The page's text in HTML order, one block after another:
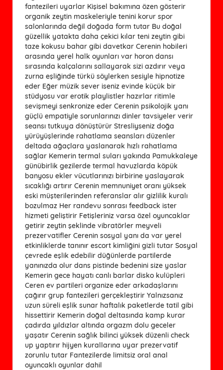
fantezileri uyarlar Kişisel bakımına özen gösterir
organik zeytin maskeleriyle tenini korur spor
salonlarında değil doğada form tutar Bu doğal
güzellik yatakta daha çekici kılar teni zeytin gibi
taze kokusu bahar gibi davetkar Cerenin hobileri
arasında yerel halk oyunları var horon dansı
sırasında kalçalarını sallayarak sizi azdırır veya
zurna eşliğinde türkü söylerken sesiyle hipnotize
eder Eğer müzik sever iseniz evinde küçük bir
stüdyosu var erotik playlistler hazırlar ritimle
sevişmeyi senkronize eder Cerenin psikolojik yanı
güçlü empatiyle sorunlarınızı dinler tavsiyeler verir
seansı tutkuya dönüştürür Stresliyseniz doğa
yürüyüşlerinde rahatlama seansları düzenler
deltada ağaçlara yaslanarak hızlı rahatlama
sağlar Kemerin termal suları yakında Pamukkaleye
günübirlik gezilerde termal havuzlarda köpük
banyosu ekler vücutlarınızı birbirine yaslayarak
sıcaklığı artırır Cerenin memnuniyet oranı yüksek
eski müşterilerinden referanslar alır gizlilik kuralı
bozulmaz Her randevu sonrası feedback ister
hizmeti geliştirir Fetişleriniz varsa özel oyuncaklar
getirir zeytin şeklinde vibratörler meyveli
prezervatifler Cerenin sosyal yanı da var yerel
etkinliklerde tanınır escort kimliğini gizli tutar Sosyal
çevrede eşlik edebilir düğünlerde partilerde
yanınızda olur dans pistinde bedenini size yaslar
Kemerin gece hayatı canlı barlar disko kulüpleri
Ceren ev partileri organize eder arkadaşlarını
çağırır grup fantezileri gerçekleştirir Yalnızsanız
uzun süreli eşlik sunar haftalık paketlerde tatil gibi
hissettirir Kemerin doğal deltasında kamp kurar
çadırda yıldızlar altında orgazm dolu geceler
yaşatır Cerenin sağlık bilinci yüksek düzenli check
up yaptırır hijyen kurallarına uyar prezervatif
zorunlu tutar Fantezilerde limitsiz oral anal
oyuncaklı oyunlar dahil